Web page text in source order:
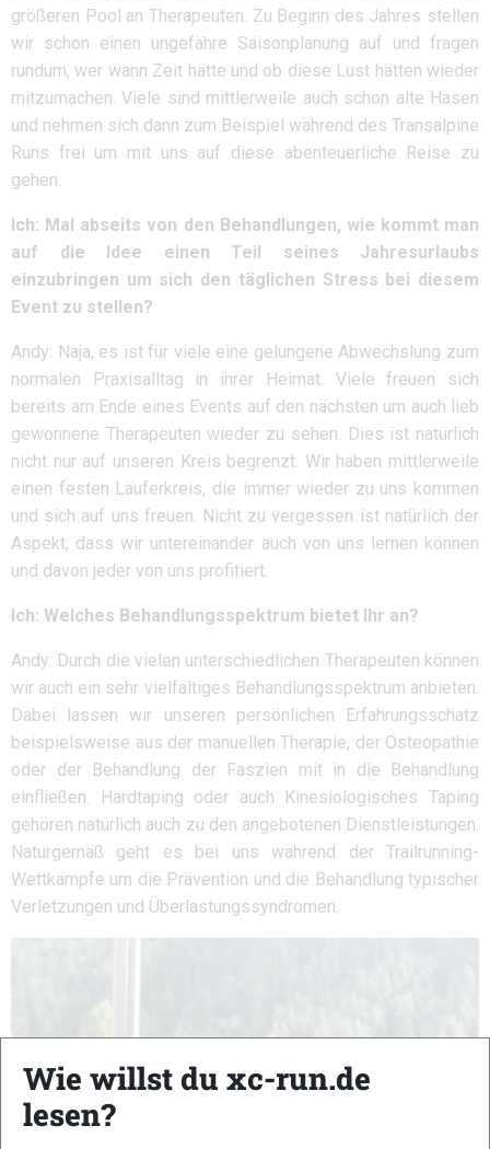
größeren Pool an Therapeuten. Zu Beginn des Jahres stellen
wir schon einen ungefähre Saisonplanung auf und fragen
rundum, wer wann Zeit hätte und ob diese Lust hätten wieder
mitzumachen. Viele sind mittlerweile auch schon alte Hasen
und nehmen sich dann zum Beispiel während des Transalpine
Runs frei um mit uns auf diese abenteuerliche Reise zu
gehen.
Ich: Mal abseits von den Behandlungen, wie kommt man
auf die Idee einen Teil seines Jahresurlaubs
einzubringen um sich den täglichen Stress bei diesem
Event zu stellen?
Andy: Naja, es ist für viele eine gelungene Abwechslung zum
normalen Praxisalltag in ihrer Heimat. Viele freuen sich
bereits am Ende eines Events auf den nächsten um auch lieb
gewonnene Therapeuten wieder zu sehen. Dies ist natürlich
nicht nur auf unseren Kreis begrenzt. Wir haben mittlerweile
einen festen Läuferkreis, die immer wieder zu uns kommen
und sich auf uns freuen. Nicht zu vergessen ist natürlich der
Aspekt, dass wir untereinander auch von uns lernen können
und davon jeder von uns profitiert.
Ich: Welches Behandlungsspektrum bietet Ihr an?
Andy: Durch die vielen unterschiedlichen Therapeuten können
wir auch ein sehr vielfältiges Behandlungsspektrum anbieten.
Dabei lassen wir unseren persönlichen Erfahrungsschatz
beispielsweise aus der manuellen Therapie, der Osteopathie
oder der Behandlung der Faszien mit in die Behandlung
einfließen. Hardtaping oder auch Kinesiologisches Taping
gehören natürlich auch zu den angebotenen Dienstleistungen.
Naturgemäß geht es bei uns während der Trailrunning-
Wettkämpfe um die Prävention und die Behandlung typischer
Verletzungen und Überlastungssyndromen.
Wie willst du xc-run.de
lesen?